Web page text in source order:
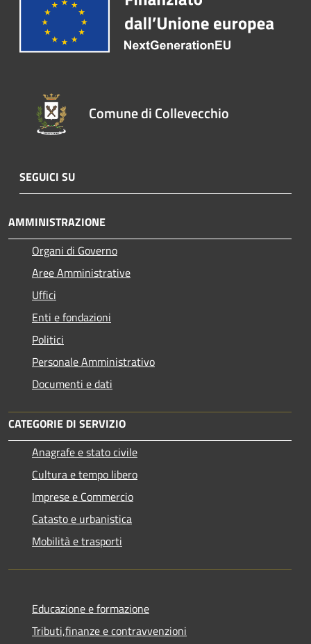
Comune di Collevecchio
SEGUICI SU
AMMINISTRAZIONE
Organi di Governo
Aree Amministrative
Uffici
Enti e fondazioni
Politici
Personale Amministrativo
Documenti e dati
CATEGORIE DI SERVIZIO
Anagrafe e stato civile
Cultura e tempo libero
Imprese e Commercio
Catasto e urbanistica
Mobilità e trasporti
Educazione e formazione
Tributi,finanze e contravvenzioni